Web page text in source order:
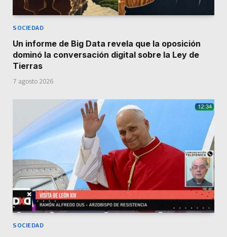
SOCIEDAD
Un informe de Big Data revela que la oposición
dominó la conversación digital sobre la Ley de
Tierras
7 agosto 2026
SOCIEDAD